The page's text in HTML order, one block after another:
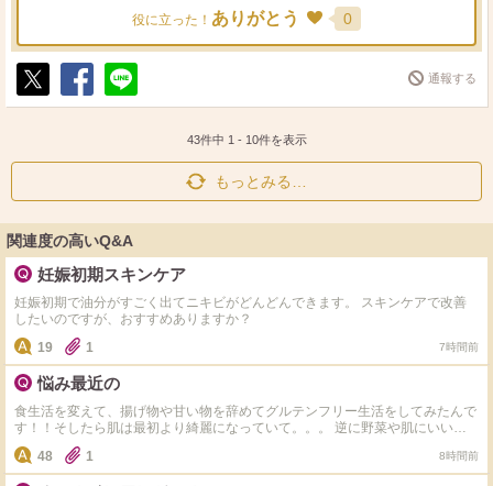
役に立った！ ありがとう 0
ポ
シ
送
通報する
43件中 1 - 10件を表示
もっとみる…
関連度の高いQ&A
妊娠初期スキンケア
妊娠初期で油分がすごく出てニキビがどんどんできます。 スキンケアで改善
したいのですが、おすすめありますか？
19
1 7時間前
悩み最近の
食生活を変えて、揚げ物や甘い物を辞めてグルテンフリー生活をしてみたんで
す！！そしたら肌は最初より綺麗になっていて。。。 逆に野菜や肌にいいも
のしか食べれず 揚げ物や小麦やお菓子や米、味が濃ゆい物が食べるのが怖く
なり、また食べたら増えるんじゃないかとか思って食べれなくて、どうしたら
いいでしょうか？ 皮膚科には通っていて生理前に出来るはしょうがないと思
48 1 8時間前